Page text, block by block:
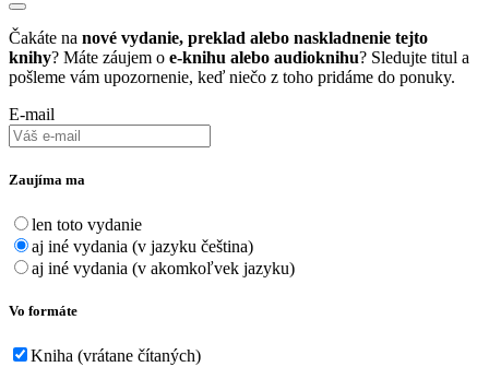
Čakáte na nové vydanie, preklad alebo naskladnenie tejto
knihy? Máte záujem o e-knihu alebo audioknihu? Sledujte titul a
pošleme vám upozornenie, keď niečo z toho pridáme do ponuky.
E-mail
Zaujíma ma
len toto vydanie
aj iné vydania (v jazyku čeština)
aj iné vydania (v akomkoľvek jazyku)
Vo formáte
Kniha (vrátane čítaných)